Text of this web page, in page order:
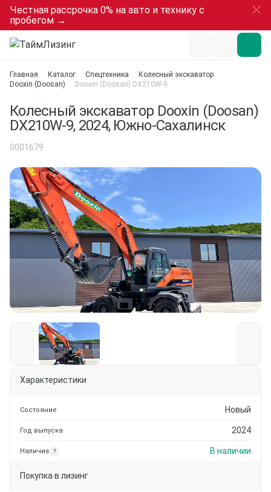
Честная рассрочка 0% на авто и технику с
пробегом →
Главная Каталог Спецтехника
Колесный экскаватор
Dooxin (Doosan)
Dooxin (Doosan) DX210W-9
Колесный экскаватор Dooxin (Doosan)
DX210W-9, 2024, Южно-Сахалинск
0001679
Характеристики
Состояние Новый
Год выпуска 2024
Наличие ? В наличии
Покупка в лизинг